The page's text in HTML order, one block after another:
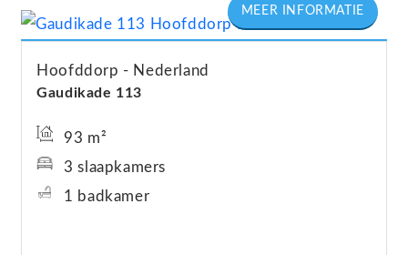
Gaudikade 113
Hoofddorp Nederland
93 m²
3 slaapkamers
1 badkamer